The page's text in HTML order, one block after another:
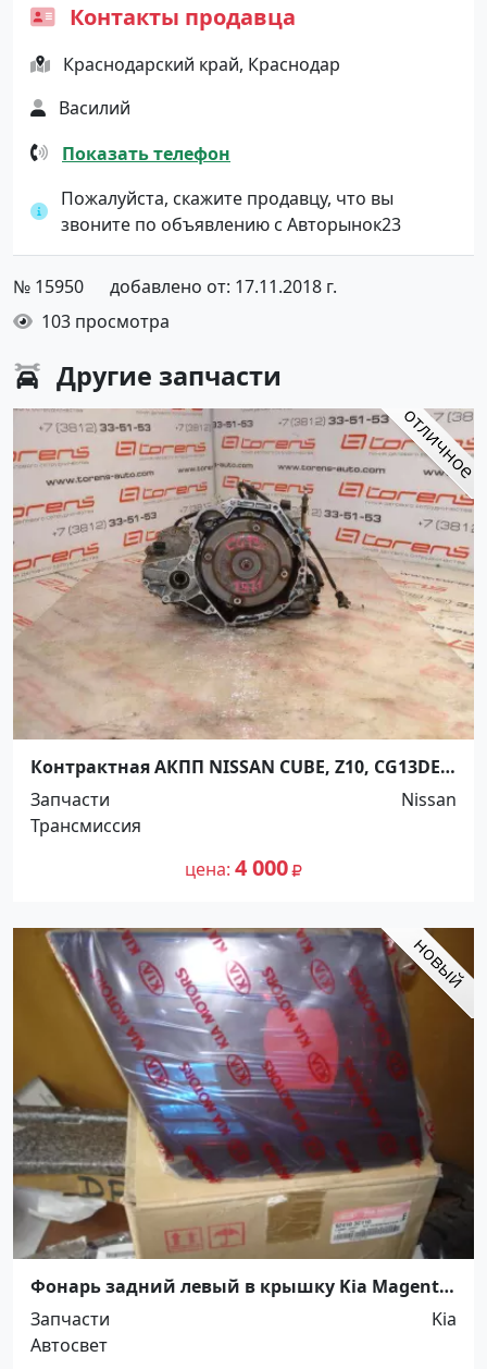
Контакты продавца
Краснодарский край, Краснодар
Василий
Показать телефон
Пожалуйста, скажите продавцу, что вы
звоните по объявлению с Авторынок23
№ 15950
добавлено от: 17.11.2018 г.
103 просмотра
Другие запчасти
Контрактная АКПП NISSAN CUBE, Z10, CG13DE
Ростов
Запчасти
Nissan
Трансмиссия
цена 4 000
Фонарь задний левый в крышку Kia Magentis
2 Краснодар
Запчасти
Kia
Автосвет